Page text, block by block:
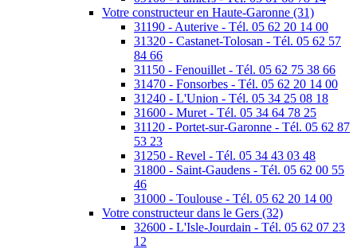
Votre constructeur en Haute-Garonne (31)
31190 - Auterive - Tél. 05 62 20 14 00
31320 - Castanet-Tolosan - Tél. 05 62 57
84 66
31150 - Fenouillet - Tél. 05 62 75 38 66
31470 - Fonsorbes - Tél. 05 62 20 14 00
31240 - L'Union - Tél. 05 34 25 08 18
31600 - Muret - Tél. 05 34 64 78 25
31120 - Portet-sur-Garonne - Tél. 05 62 87
53 23
31250 - Revel - Tél. 05 34 43 03 48
31800 - Saint-Gaudens - Tél. 05 62 00 55
46
31000 - Toulouse - Tél. 05 62 20 14 00
Votre constructeur dans le Gers (32)
32600 - L'Isle-Jourdain - Tél. 05 62 07 23
12